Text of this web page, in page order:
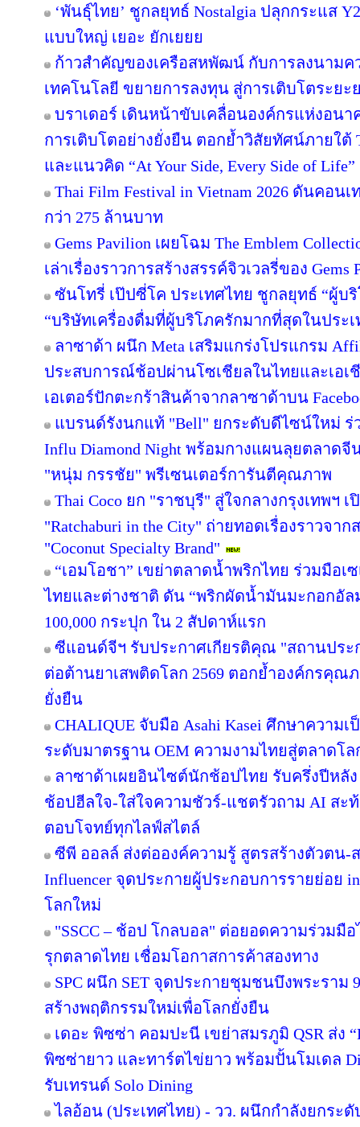
‘พันธุ์ไทย’ ชูกลยุทธ์ Nostalgia ปลุกกระแส
แบบใหญ่ เยอะ ยักเยยย
ก้าวสำคัญของเครือสหพัฒน์ กับการลงนามค
เทคโนโลยี ขยายการลงทุน สู่การเติบโตระยะ
บราเดอร์ เดินหน้าขับเคลื่อนองค์กรแห่งอน
การเติบโตอย่างยั่งยืน ตอกย้ำวิสัยทัศน์ภายใต้
และแนวคิด “At Your Side, Every Side of Life”
Thai Film Festival in Vietnam 2026 ดันคอน
กว่า 275 ล้านบาท
Gems Pavilion เผยโฉม The Emblem
เล่าเรื่องราวการสร้างสรรค์จิวเวลรี่ของ
ซันโทรี่ เป๊ปซี่โค ประเทศไทย ชูกลยุทธ์ “ผู้บ
“บริษัทเครื่องดื่มที่ผู้บริโภครักมากที่สุดในประเ
ลาซาด้า ผนึก Meta เสริมแกร่งโปรแกรม
ประสบการณ์ช้อปผ่านโซเชียลในไทยและเอเ
เอเตอร์ปักตะกร้าสินค้าจากลาซาด้าบน
แบรนด์รังนกแท้ "Bell" ยกระดับดีไซน์ใหม่ ร่
Influ Diamond Night พร้อมกางแผนลุยตลาด
"หนุ่ม กรรชัย" พรีเซนเตอร์การันตีคุณภาพ
Thai Coco ยก "ราชบุรี" สู่ใจกลางกรุงเทพฯ เ
"Ratchaburi in the City" ถ่ายทอดเรื่องราวจ
"Coconut Specialty Brand"
“เอมโอชา” เขย่าตลาดน้ำพริกไทย ร่วมมือ
ไทยและต่างชาติ ดัน “พริกผัดน้ำมันมะกอกอั
100,000 กระปุก ใน 2 สัปดาห์แรก
ซีแอนด์จีฯ รับประกาศเกียรติคุณ "สถานปร
ต่อต้านยาเสพติดโลก 2569 ตอกย้ำองค์กรคุณ
ยั่งยืน
CHALIQUE จับมือ Asahi Kasei ศึกษาควา
ระดับมาตรฐาน OEM ความงามไทยสู่ตลาดโล
ลาซาด้าเผยอินไซต์นักช้อปไทย รับครึ่งปีหลัง
ช้อปฮีลใจ-ใส่ใจความชัวร์-แชตรัวถาม AI ส
ตอบโจทย์ทุกไลฟ์สไตล์
ซีพี ออลล์ ส่งต่อองค์ความรู้ สูตรสร้างตัวตน-
Influencer จุดประกายผู้ประกอบการรายย่อย
โลกใหม่
"SSCC – ช้อป โกลบอล" ต่อยอดความร่วมมื
รุกตลาดไทย เชื่อมโอกาสการค้าสองทาง
SPC ผนึก SET จุดประกายชุมชนบึงพระรา
สร้างพฤติกรรมใหม่เพื่อโลกยั่งยืน
เดอะ พิซซ่า คอมปะนี เขย่าสมรภูมิ QSR ส่ง
พิซซ่ายาว และทาร์ตไข่ยาว พร้อมปั้นโมเดล
รับเทรนด์ Solo Dining
ไลอ้อน (ประเทศไทย) - วว. ผนึกกำลังยกระ